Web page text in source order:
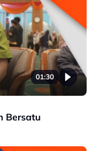
01:30
Bersatu